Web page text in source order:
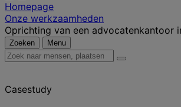
Homepage
Onze werkzaamheden
Oprichting van een advocatenkantoor
Zoeken Menu
Zoek
plaatsen,
Casestudy